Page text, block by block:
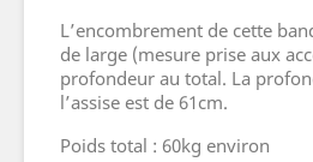
L’encombrement de cette
de large (mesure prise aux
profondeur au total. La
l’assise est de 61cm.
Poids total : 60kg environ